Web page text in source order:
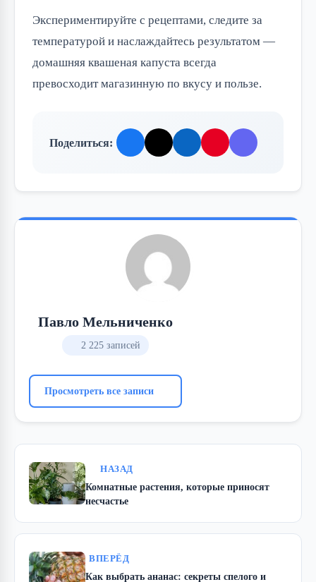
Экспериментируйте с рецептами, следите за
температурой и наслаждайтесь результатом —
домашняя квашеная капуста всегда
превосходит магазинную по вкусу и пользе.
Поделиться:
Павло Мельниченко
2 225 записей
Просмотреть все записи
НАЗАД
Комнатные растения, которые приносят
несчастье
ВПЕРЁД
Как выбрать ананас: секреты спелого и